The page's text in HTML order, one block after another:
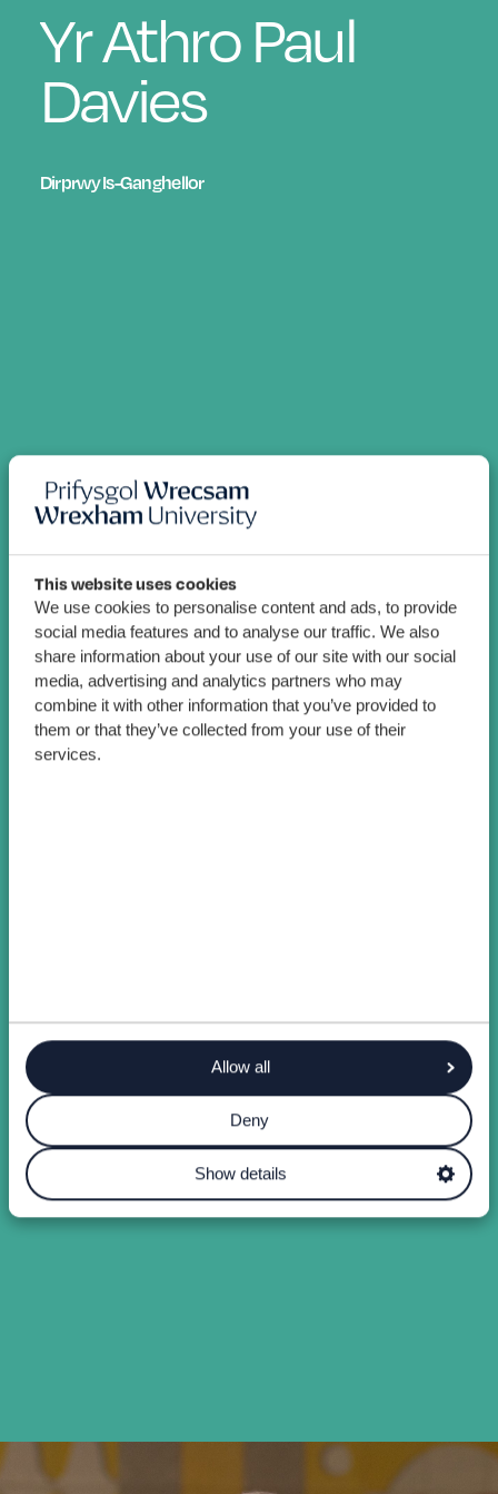
This website uses cookies
We use cookies to personalise content and ads, to provide
social media features and to analyse our traffic. We also
share information about your use of our site with our social
media, advertising and analytics partners who may
combine it with other information that you’ve provided to
them or that they’ve collected from your use of their
services.
Allow all
Deny
Show details
Yr Athro Paul
Davies
Dirprwy Is-Ganghellor